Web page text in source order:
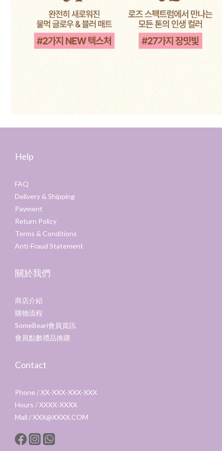
Help
FAQ
Delivery & Shipping
Payment
Return Policy
Terms & Conditions
Anti-Fraud Statement
關於我們
商店介紹
購物流程
SomeBeari會員資訊
會員點數禮品換購
Contact
Phone / XX-XXX-XXX-XXX
Hours / XXXX-XXXX
Mail / XXX@XXXX.COM